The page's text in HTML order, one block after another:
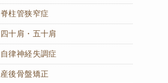
脊柱管狭窄症
四十肩・五十肩
自律神経失調症
産後骨盤矯正